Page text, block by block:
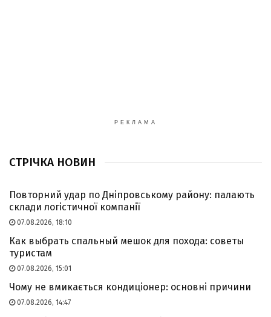
РЕКЛАМА
СТРІЧКА НОВИН
Повторний удар по Дніпровському району: палають
склади логістичної компанії
07.08.2026, 18:10
Как выбрать спальный мешок для похода: советы
туристам
07.08.2026, 15:01
Чому не вмикається кондиціонер: основні причини
07.08.2026, 14:47